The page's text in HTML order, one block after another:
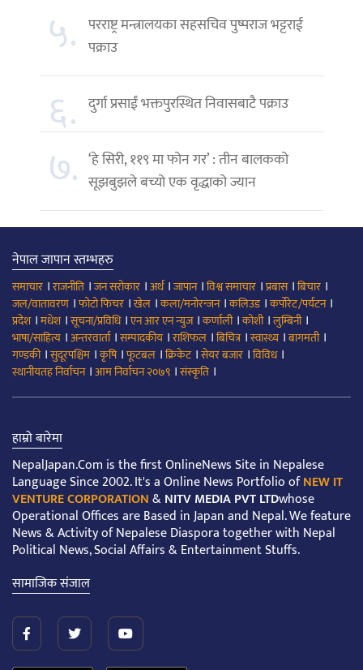
५. परराष्ट्र मन्त्रालयका सहसचिव पुष्पराज भट्टराई
पक्राउ
६. दुर्गा प्रसाईं भक्तपुरस्थित निवासबाटै पक्राउ
७. ‘हे सिरी, ११९ मा फोन गर’ : तीन बालकको
सूझबुझले बच्यो एक वृद्धाको ज्यान
नेपाल जापान स्तम्भहरु
समाचार ।राजनीति ।जन सरोकार ।अर्थ।जापान।विश्व समाचार ।प्रबास।बिचार ।
जल/वातावरण ।फोटो फिचर ।खेल ।कला/मनोरन्जन।कलिउड।कर्पोरेट/पर्यटन।
प्रदेश।मधेश।सूचना/प्रविधि।एन आर एन न्युज।कर्णाली।कोशी।लुम्बिनी।
भाषा/साहित्य ।अन्तरवार्ता।सम्पादकीय ।राशिफल ।बिचित्र।स्वास्थ्य ।बागमती।
गण्डकी।सुदूरपश्चिम ।कृषि।फूटबल ।क्रिकेट।सेयर बजार ।विविध।
स्थानीयतह निर्वाचन।आम निर्वाचन २०७९ ।संस्कृति ।
हाम्रो बारेमा
NepalJapan.Com is the first OnlineNews Site in Nepalese
Language Since 2002. It's a Online News Portfolio ofNEW IT
VENTURE CORPORATION&NITV MEDIA PVT LTDwhose
Operational Offices are Based in Japan and Nepal. We feature
News & Activity of Nepalese Diaspora together with Nepal
Political News, Social Affairs & Entertainment Stuffs.
सामाजिक संजाल